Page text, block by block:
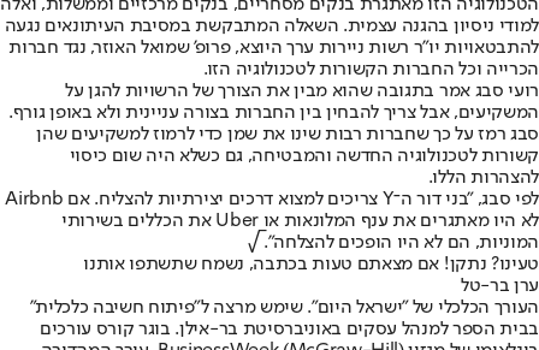
הטכנולוגיה הזו מאתגרת בנקים מסחריים, בנקים מרכזיים וממשלות, ואלה
למודי ניסיון בהגנה עצמית. השאלה המתבקשת במסיבת העיתונאים נגעה
להתבטאויות יו"ר רשות ניירות ערך היוצא, פרופ' שמואל האוזר, נגד חברות
הכרייה וכל החברות הקשורות לטכנולוגיה הזו.
רועי סבג אמר בתגובה שהוא מבין את הצורך של הרשויות להגן על
המשקיעים, אבל צריך להבחין בין החברות בצורה עניינית ולא באופן גורף.
סבג רמז על כך שחברות רבות שינו את שמן כדי לרמוז למשקיעים שהן
קשורות לטכנולוגיה החדשה והמבטיחה, גם כשלא היה שום כיסוי
להצהרות הללו.
לפי סבג, "בני דור ה־Y צריכים למצוא דרכים יצירתיות להצליח. אם Airbnb
לא היו מאתגרים את ענף המלונאות או Uber את הכללים בשירותי
המוניות, הם לא היו הופכים להצלחה". √
טעינו? נתקן! אם מצאתם טעות בכתבה, נשמח שתשתפו אותנו
ערן בר-טל
העורך הכלכלי של "ישראל היום". שימש מרצה ל"פיתוח חשיבה כלכלית"
בבית הספר למנהל עסקים באוניברסיטת בר-אילן. בוגר קורס עורכים